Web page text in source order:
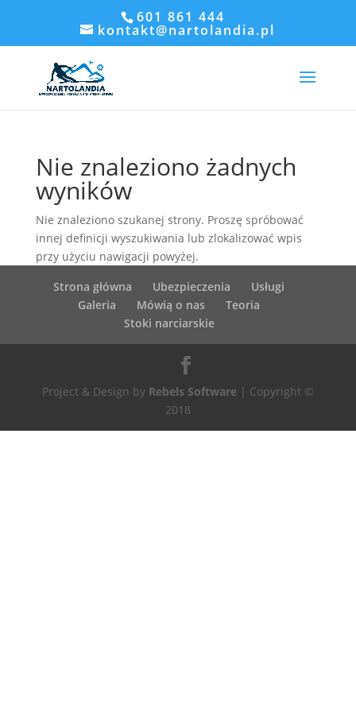
601 861 444
kontakt@nartolandia.pl
Nie znaleziono żadnych
wyników
Nie znaleziono szukanej strony. Proszę spróbować
innej definicji wyszukiwania lub zlokalizować wpis
przy użyciu nawigacji powyżej.
Strona główna
Ubezpieczenia
Usługi
Galeria
Mówią o nas
Teoria
Stoki narciarskie
Project & Design by Rebels Software| Copyright ©
2018